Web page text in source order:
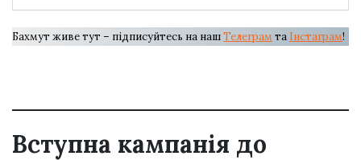
Бахмут живе тут – підписуйтесь на нашТелеграм та Інстаграм!
Вступна кампанія до